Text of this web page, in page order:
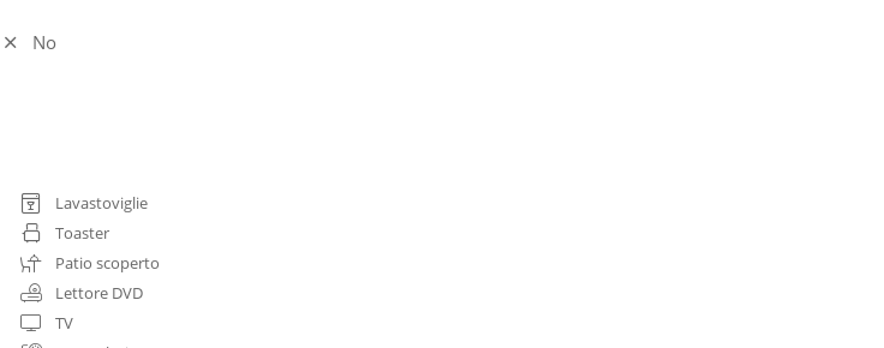
No
Lavastoviglie
Toaster
Patio scoperto
Lettore DVD
TV